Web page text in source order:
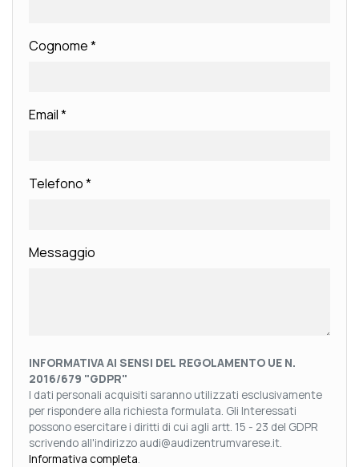
Cognome*
Email*
Telefono*
Messaggio
INFORMATIVA AI SENSI DEL REGOLAMENTO UE N.
2016/679 "GDPR"
I dati personali acquisiti saranno utilizzati esclusivamente
per rispondere alla richiesta formulata. Gli Interessati
possono esercitare i diritti di cui agli artt. 15 - 23 del GDPR
scrivendo all'indirizzo audi@audizentrumvarese.it.
Informativa completa